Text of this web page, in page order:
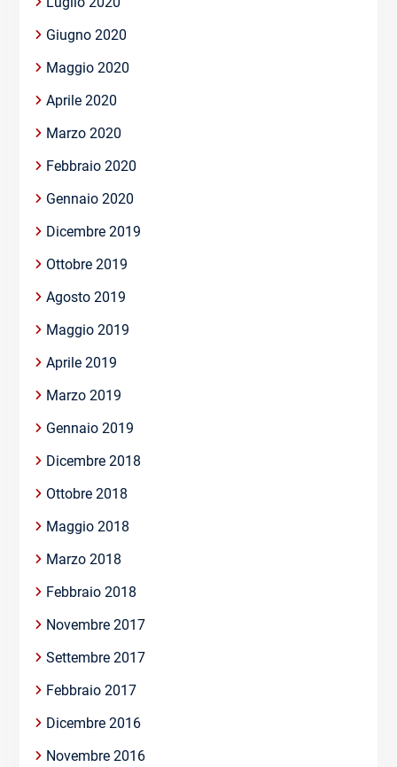
Giugno 2020
Maggio 2020
Aprile 2020
Marzo 2020
Febbraio 2020
Gennaio 2020
Dicembre 2019
Ottobre 2019
Agosto 2019
Maggio 2019
Aprile 2019
Marzo 2019
Gennaio 2019
Dicembre 2018
Ottobre 2018
Maggio 2018
Marzo 2018
Febbraio 2018
Novembre 2017
Settembre 2017
Febbraio 2017
Dicembre 2016
Novembre 2016